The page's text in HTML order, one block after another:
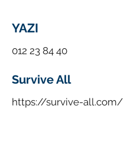
YAZI
012 23 84 40
Survive All
https://survive-all.com/